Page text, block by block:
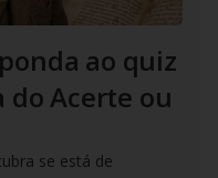
ao quiz
do Acerte ou
se está de